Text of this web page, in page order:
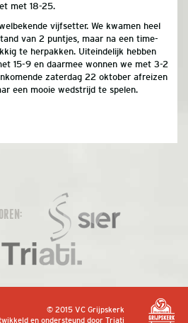
met 18-25.
vijfsetter. We kwamen heel
van 2 puntjes, maar na een time-
te herpakken. Uiteindelijk hebben
15-9 en daarmee wonnen we met 3-2
zaterdag 22 oktober afreizen
een mooie wedstrijd te spelen.
© 2015 VC Grijpskerk
en ondersteund doorTriati